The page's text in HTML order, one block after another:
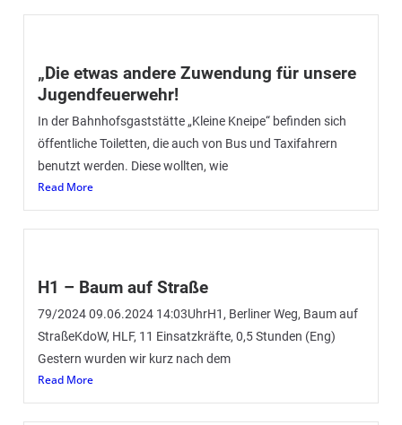
„Die etwas andere Zuwendung für unsere
Jugendfeuerwehr!
In der Bahnhofsgaststätte „Kleine Kneipe“ befinden sich
öffentliche Toiletten, die auch von Bus und Taxifahrern
benutzt werden. Diese wollten, wie
Read More
H1 – Baum auf Straße
79/2024 09.06.2024 14:03UhrH1, Berliner Weg, Baum auf
StraßeKdoW, HLF, 11 Einsatzkräfte, 0,5 Stunden (Eng)
Gestern wurden wir kurz nach dem
Read More